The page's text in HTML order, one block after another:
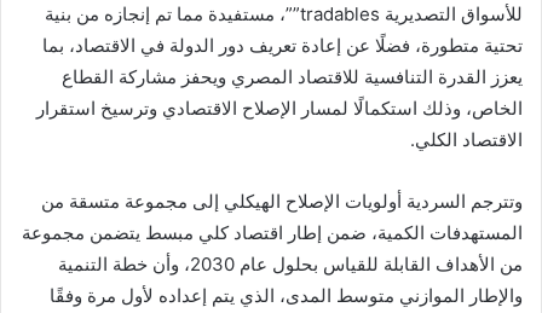
للأسواق التصديرية tradables””، مستفيدة مما تم إنجازه من بنية
تحتية متطورة، فضلًا عن إعادة تعريف دور الدولة في الاقتصاد، بما
يعزز القدرة التنافسية للاقتصاد المصري ويحفز مشاركة القطاع
الخاص، وذلك استكمالًا لمسار الإصلاح الاقتصادي وترسيخ استقرار
الاقتصاد الكلي.
وتترجم السردية أولويات الإصلاح الهيكلي إلى مجموعة متسقة من
المستهدفات الكمية، ضمن إطار اقتصاد كلي مبسط يتضمن مجموعة
من الأهداف القابلة للقياس بحلول عام 2030، وأن خطة التنمية
والإطار الموازني متوسط المدى، الذي يتم إعداده لأول مرة وفقًا